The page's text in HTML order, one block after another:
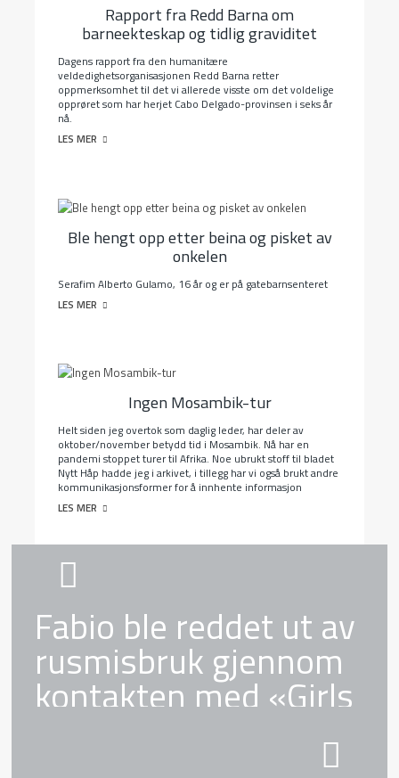
Rapport fra Redd Barna om
barneekteskap og tidlig graviditet
Dagens rapport fra den humanitære
veldedighetsorganisasjonen Redd Barna retter
oppmerksomhet til det vi allerede visste om det voldelige
opprøret som har herjet Cabo Delgado-provinsen i seks år
nå.
LES MER
Ble hengt opp etter beina og pisket av
onkelen
Serafim Alberto Gulamo, 16 år og er på gatebarnsenteret
LES MER
Ingen Mosambik-tur
Helt siden jeg overtok som daglig leder, har deler av
oktober/november betydd tid i Mosambik. Nå har en
pandemi stoppet turer til Afrika. Noe ubrukt stoff til bladet
Nytt Håp hadde jeg i arkivet, i tillegg har vi også brukt andre
kommunikasjonsformer for å innhente informasjon
LES MER
Fabio ble reddet ut av
rusmisbruk gjennom
kontakten med «Girls